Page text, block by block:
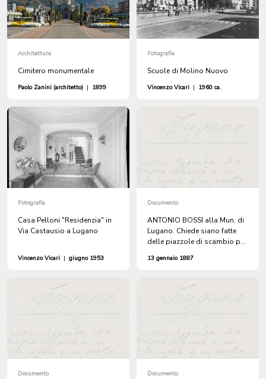
Architettura
Cimitero monumentale
Paolo Zanini (architetto) | 1899
Fotografia
Scuole di Molino Nuovo
Vincenzo Vicari | 1960 ca.
Fotografia
Casa Pelloni "Residenzia" in
Via Castausio a Lugano
Vincenzo Vicari | giugno 1953
Documento
ANTONIO BOSSI alla Mun. di
Lugano. Chiede siano fatte
delle piazzole di scambio per
circolare che porta a
Molino Nuovo va alla
13 gennaio 1887
Documento Documento